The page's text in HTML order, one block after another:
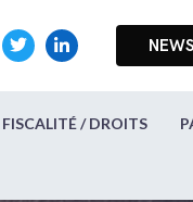
FISCALITÉ / DROITS